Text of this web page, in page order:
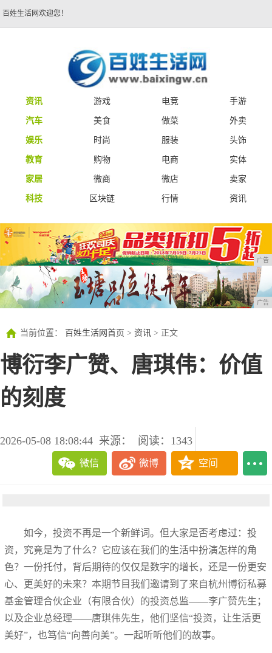
百姓生活网欢迎您！
资讯 游戏 电竞
手游
汽车
美食 做菜
外卖
娱乐
时尚 服装
头饰
教育
购物 电商
实体
家居
微商 微店
卖家
科技
区块链 行情 资讯
广告
广告
当前位置： 百姓生活网首页 > 资讯 > 正文
博衍李广赞、唐琪伟：价值
的刻度
2026-05-08 18:08:44 来源： 阅读：1343
微信 微博 空间
如今，投资不再是一个新鲜词。但大家是否考虑过：投
资，究竟是为了什么？它应该在我们的生活中扮演怎样的角
色？一份托付，背后期待的仅仅是数字的增长，还是一份更安
心、更美好的未来？本期节目我们邀请到了来自杭州博衍私募
基金管理合伙企业（有限合伙）的投资总监——李广赞先生；
以及企业总经理——唐琪伟先生，他们坚信“投资，让生活更
美好”，也笃信“向善向美”。一起听听他们的故事。